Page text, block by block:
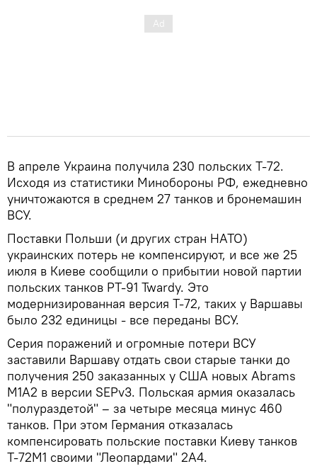
В апреле Украина получила 230 польских Т-72.
Исходя из статистики Минобороны РФ, ежедневно
уничтожаются в среднем 27 танков и бронемашин
ВСУ.
Поставки Польши (и других стран НАТО)
украинских потерь не компенсируют, и все же 25
июля в Киеве сообщили о прибытии новой партии
польских танков PT-91 Twardy. Это
модернизированная версия Т-72, таких у Варшавы
было 232 единицы - все переданы ВСУ.
Серия поражений и огромные потери ВСУ
заставили Варшаву отдать свои старые танки до
получения 250 заказанных у США новых Abrams
M1A2 в версии SEPv3. Польская армия оказалась
"полураздетой" – за четыре месяца минус 460
танков. При этом Германия отказалась
компенсировать польские поставки Киеву танков
Т-72М1 своими "Леопардами" 2А4.